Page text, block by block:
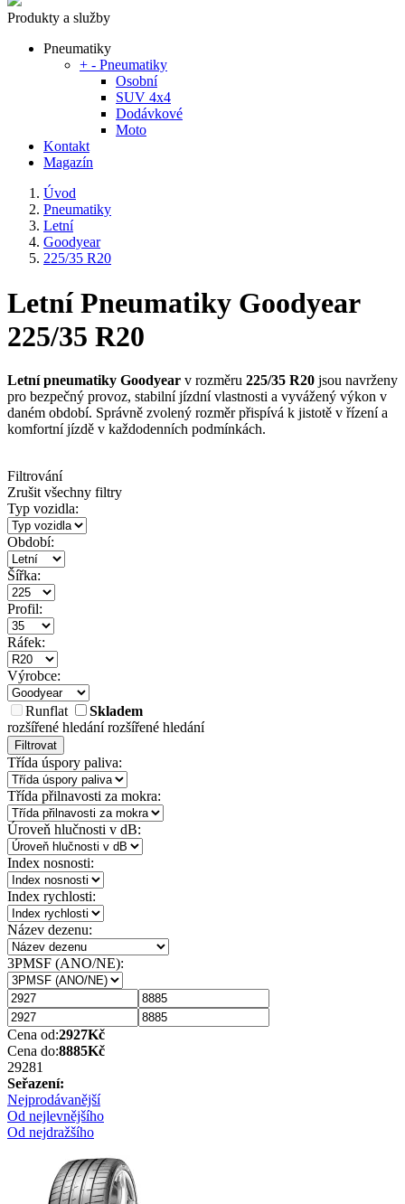
Produkty a služby
Pneumatiky
+ - Pneumatiky
Osobní
SUV 4x4
Dodávkové
Moto
Kontakt
Magazín
Úvod
Pneumatiky
Letní
Goodyear
225/35 R20
Letní Pneumatiky Goodyear
225/35 R20
Letní pneumatiky Goodyear v rozměru 225/35 R20 jsou navrženy
pro bezpečný provoz, stabilní jízdní vlastnosti a vyvážený výkon v
daném období. Správně zvolený rozměr přispívá k jistotě v řízení a
komfortní jízdě v každodenních podmínkách.
Filtrování
Zrušit všechny filtry
Typ vozidla:
Období:
Šířka:
Profil:
Ráfek:
Výrobce:
Runflat
Skladem
rozšířené hledánírozšířené hledání
Filtrovat
Třída úspory paliva:
Třída přilnavosti za mokra:
Úroveň hlučnosti v dB:
Index nosnosti:
Index rychlosti:
Název dezenu:
3PMSF (ANO/NE):
Cena od:2927Kč
Cena do:8885Kč
29281
Seřazení:
Nejprodávanější
Od nejlevnějšího
Od nejdražšího